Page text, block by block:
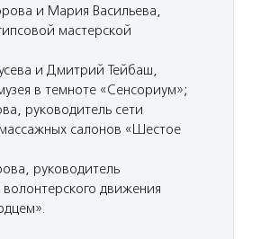
и Мария Васильева,
мастерской
и Дмитрий Тейбаш,
в темноте «Сенсориум»;
руководитель сети
салонов «Шестое
руководитель
движения